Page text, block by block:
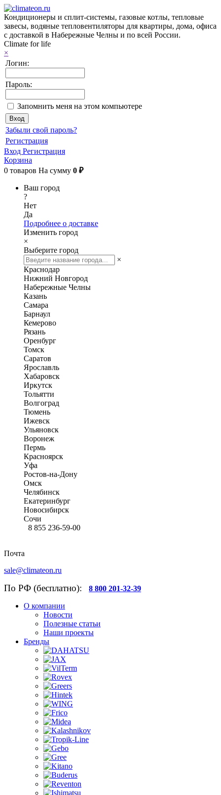
Кондиционеры и сплит-системы, газовые котлы, тепловые
завесы, водяные тепловентиляторы для квартиры, дома, офиса
с доставкой в Набережные Челны и по всей России.
Climate for life
×
Логин:
Пароль:
Запомнить меня на этом компьютере
Забыли свой пароль?
Регистрация
Вход Регистрация
Корзина
0 товаров На сумму 0 ₽
Ваш город
?
Нет
Да
Подробнее о доставке
Изменить город
×
Выберите город
×
Краснодар
Нижний Новгород
Набережные Челны
Казань
Самара
Барнаул
Кемерово
Рязань
Оренбург
Томск
Саратов
Ярославль
Хабаровск
Иркутск
Тольятти
Волгоград
Тюмень
Ижевск
Ульяновск
Воронеж
Пермь
Красноярск
Уфа
Ростов-на-Дону
Омск
Челябинск
Екатеринбург
Новосибирск
Сочи
8 855 236-59-00
Почта
sale@climateon.ru
По РФ (бесплатно): 8 800 201-32-39
О компании
Новости
Полезные статьи
Наши проекты
Бренды